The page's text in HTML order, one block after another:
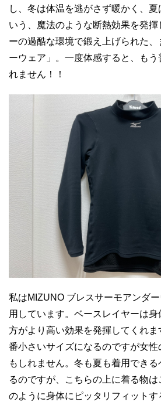
し、冬は体温を逃がさず暖かく、
いう、魔法のような断熱効果を発揮
ーの過酷な環境で鍛え上げられた
ーウェア」。一度体感すると、も
れません！！
私はMIZUNO ブレスサーモアンダ
用しています。ベースレイヤーは
方がより高い効果を発揮してくれ
番小さいサイズになるのですが女
もしれません。冬も夏も着用でき
るのですが、こちらの上に着る物
のように身体にピッタリフィット